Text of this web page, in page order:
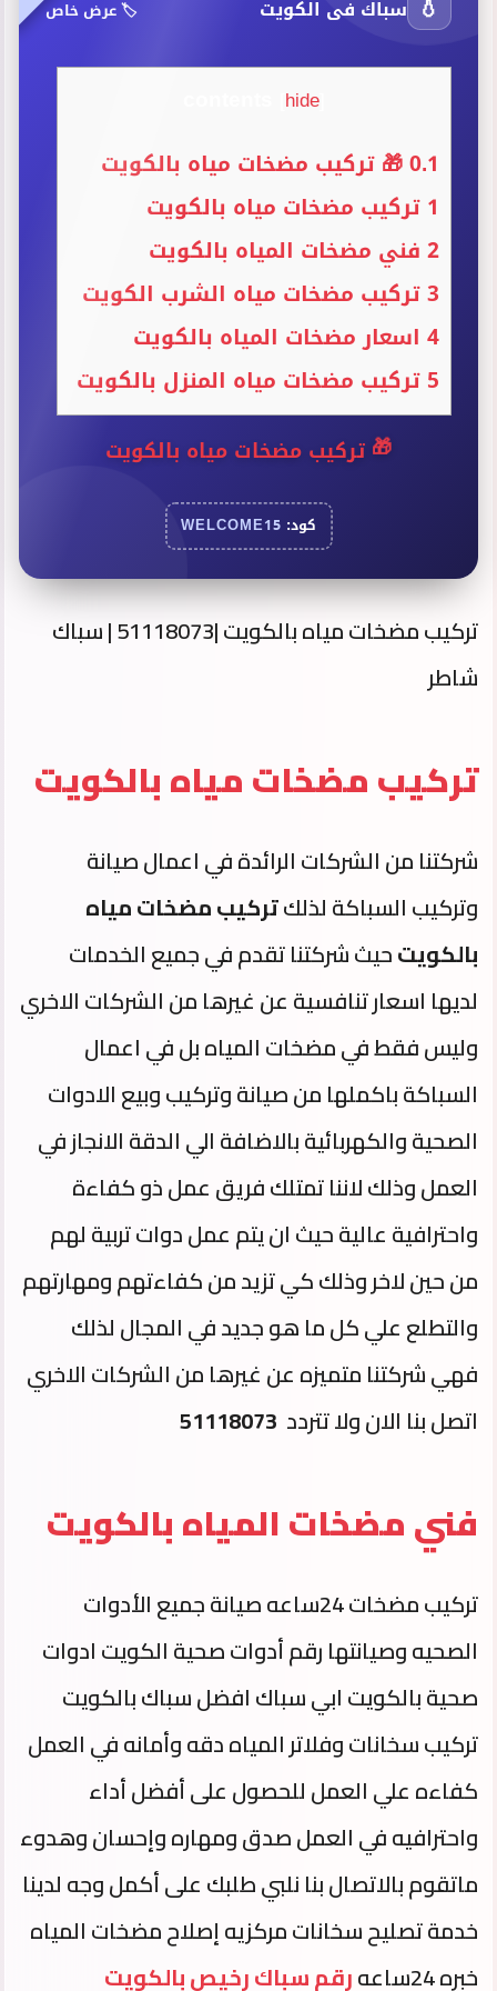
سباك فى الكويت 🏷️ عرض خاص
hide]
0.1🎁 تركيب مضخات مياه بالكويت
1تركيب مضخات مياه بالكويت
2فني مضخات المياه بالكويت
3تركيب مضخات مياه الشرب الكويت
4 اسعار مضخات المياه بالكويت
5تركيب مضخات مياه المنزل بالكويت
🎁 تركيب مضخات مياه بالكويت
كود: WELCOME15
تركيب مضخات مياه بالكويت |51118073 | سباك
شاطر
تركيب مضخات مياه بالكويت
شركتنا من الشركات الرائدة في اعمال صيانة
وتركيب السباكة لذلكتركيب مضخات مياه
بالكويتحيث شركتنا تقدم في جميع الخدمات
لديها اسعار تنافسية عن غيرها من الشركات الاخري
وليس فقط في مضخات المياه بل في اعمال
السباكة باكملها من صيانة وتركيب وبيع الادوات
الصحية والكهربائية بالاضافة الي الدقة الانجاز في
العمل وذلك لاننا تمتلك فريق عمل ذو كفاءة
واحترافية عالية حيث ان يتم عمل دوات تربية لهم
من حين لاخر وذلك كي تزيد من كفاءتهم ومهارتهم
والتطلع علي كل ما هو جديد في المجال لذلك
فهي شركتنا متميزه عن غيرها من الشركات الاخري
اتصل بنا الان ولا تتردد 51118073
فني مضخات المياه بالكويت
تركيب مضخات 24ساعه صيانة جميع الأدوات
الصحيه وصيانتها رقم أدوات صحية الكويت ادوات
صحية بالكويت ابي سباك افضل سباك بالكويت
تركيب سخانات وفلاتر المياه دقه وأمانه في العمل
كفاءه علي العمل للحصول على أفضل أداء
واحترافيه في العمل صدق ومهاره وإحسان وهدوء
ماتقوم بالاتصال بنا نلبي طلبك على أكمل وجه لدينا
خدمة تصليح سخانات مركزيه إصلاح مضخات المياه
خبره 24ساعه
رقم سباك رخيص بالكويت